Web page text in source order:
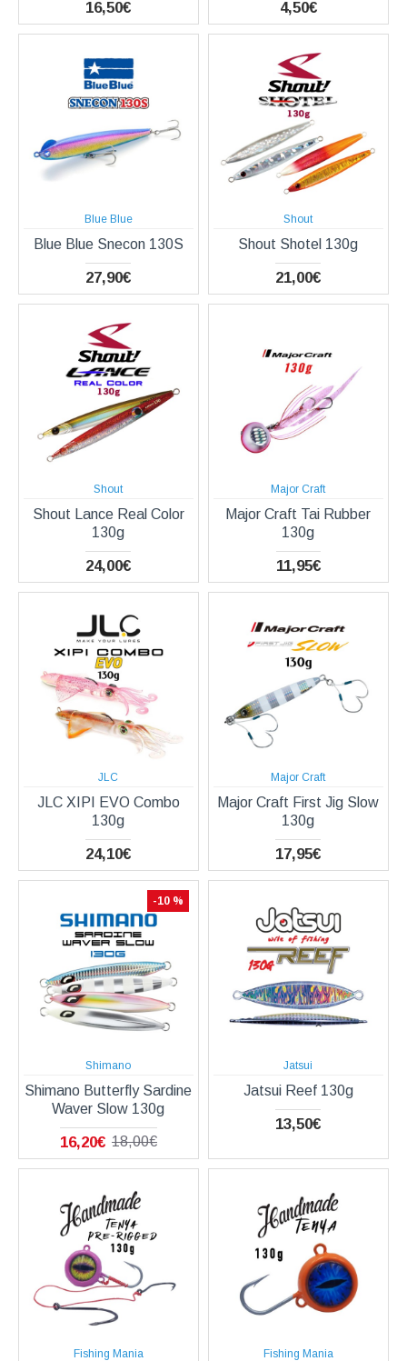
16,50€ 4,50€
Blue Blue
Blue Blue Snecon 130S
27,90€
Shout
Shout Shotel 130g
21,00€
Shout
Shout Lance Real Color
130g
24,00€
Major Craft
Major Craft Tai Rubber
130g
11,95€
JLC
JLC XIPI EVO Combo
130g
24,10€
Major Craft
Major Craft First Jig Slow
130g
17,95€
-10 %
Shimano
Shimano Butterfly Sardine
Waver Slow 130g
16,20€ 18,00€
Jatsui
Jatsui Reef 130g
13,50€
Fishing Mania Fishing Mania